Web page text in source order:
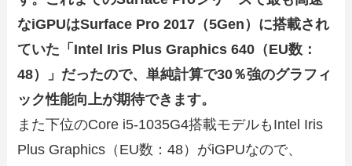
なiGPUはSurface Pro 2017（5Gen）に搭載され
ていた「Intel Iris Plus Graphics 640（EU数：
48）」だったので、単純計算で30％強のグラフィ
ック性能向上が期待できます。
また下位のCore i5-1035G4搭載モデルもIntel Iris
Plus Graphics（EU数：48）がiGPUなので、